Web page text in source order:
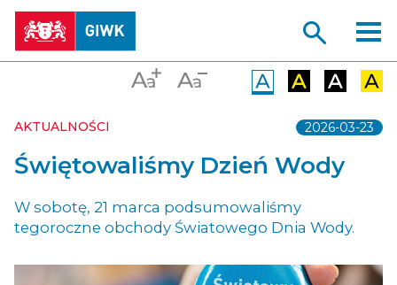
2026-03-23
AKTUALNOŚCI
Świętowaliśmy Dzień Wody
W sobotę, 21 marca podsumowaliśmy
tegoroczne obchody Światowego Dnia Wody.